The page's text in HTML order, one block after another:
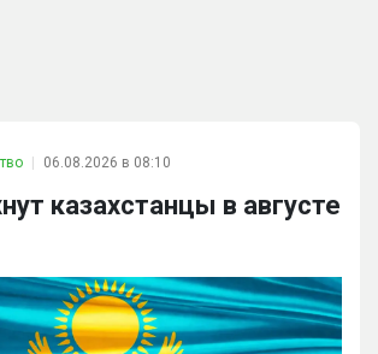
06.08.2026 в 08:10
казахстанцы в августе